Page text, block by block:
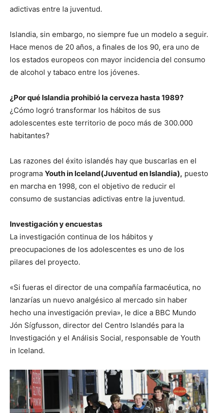
adictivas entre la juventud.
Islandia, sin embargo, no siempre fue un modelo a seguir.
Hace menos de 20 años, a finales de los 90, era uno de
los estados europeos con mayor incidencia del consumo
de alcohol y tabaco entre los jóvenes.
¿Por qué Islandia prohibió la cerveza hasta 1989?
¿Cómo logró transformar los hábitos de sus
adolescentes este territorio de poco más de 300.000
habitantes?
Las razones del éxito islandés hay que buscarlas en el
programa Youth in Iceland(Juventud en Islandia), puesto
en marcha en 1998, con el objetivo de reducir el
consumo de sustancias adictivas entre la juventud.
Investigación y encuestas
La investigación continua de los hábitos y
preocupaciones de los adolescentes es uno de los
pilares del proyecto.
«Si fueras el director de una compañía farmacéutica, no
lanzarías un nuevo analgésico al mercado sin haber
hecho una investigación previa», le dice a BBC Mundo
Jón Sígfusson, director del Centro Islandés para la
Investigación y el Análisis Social, responsable de Youth
in Iceland.